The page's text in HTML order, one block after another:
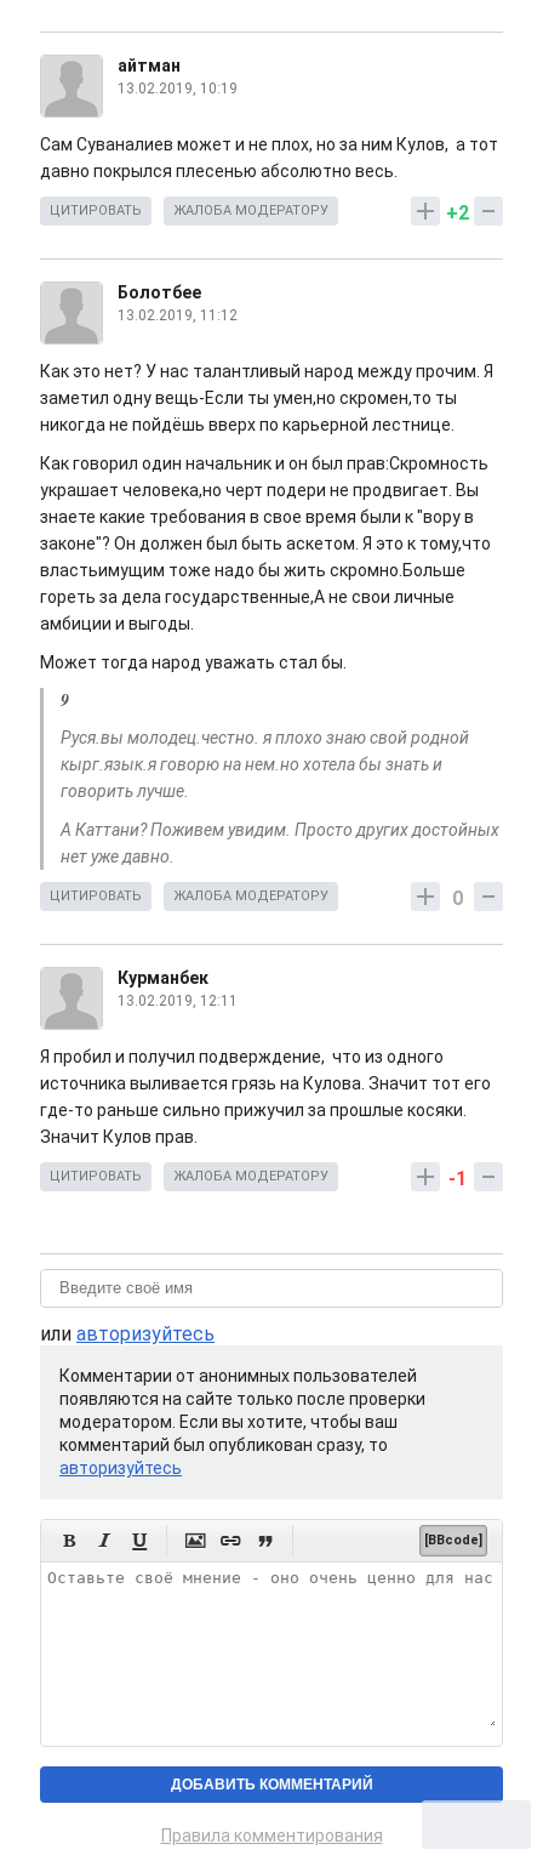
айтман
13.02.2019, 10:19
Сам Суваналиев может и не плох, но за ним Кулов, а тот
давно покрылся плесенью абсолютно весь.
+2
ЦИТИРОВАТЬ ЖАЛОБА МОДЕРАТОРУ
Болотбее
13.02.2019, 11:12
Как это нет? У нас талантливый народ между прочим. Я
заметил одну вещь-Если ты умен,но скромен,то ты
никогда не пойдёшь вверх по карьерной лестнице.
Как говорил один начальник и он был прав:Скромность
украшает человека,но черт подери не продвигает. Вы
знаете какие требования в свое время были к "вору в
законе"? Он должен был быть аскетом. Я это к тому,что
властьимущим тоже надо бы жить скромно.Больше
гореть за дела государственные,А не свои личные
амбиции и выгоды.
Может тогда народ уважать стал бы.
9
Руся.вы молодец.честно. я плохо знаю свой родной
кырг.язык.я говорю на нем.но хотела бы знать и
говорить лучше.
А Каттани? Поживем увидим. Просто других достойных
нет уже давно.
0
ЦИТИРОВАТЬ ЖАЛОБА МОДЕРАТОРУ
Курманбек
13.02.2019, 12:11
Я пробил и получил подверждение, что из одного
источника выливается грязь на Кулова. Значит тот его
где-то раньше сильно прижучил за прошлые косяки.
Значит Кулов прав.
-1
ЦИТИРОВАТЬ ЖАЛОБА МОДЕРАТОРУ
или авторизуйтесь
Комментарии от анонимных пользователей
появляются на сайте только после проверки
модератором. Если вы хотите, чтобы ваш
комментарий был опубликован сразу, то
авторизуйтесь
      [BBcode]
Правила комментирования